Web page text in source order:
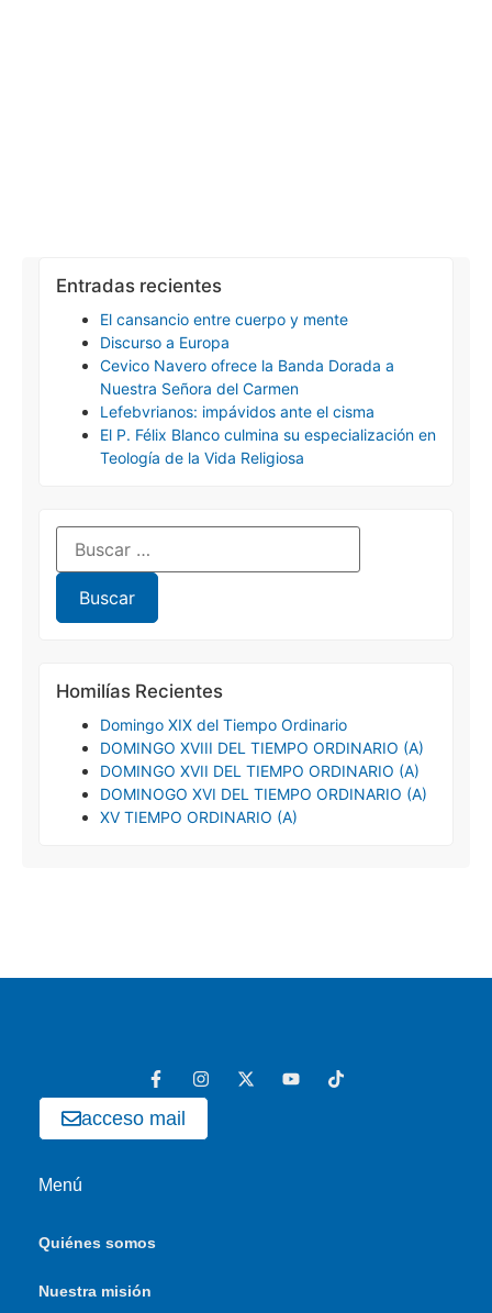
Entradas recientes
El cansancio entre cuerpo y mente
Discurso a Europa
Cevico Navero ofrece la Banda Dorada a
Nuestra Señora del Carmen
Lefebvrianos: impávidos ante el cisma
El P. Félix Blanco culmina su especialización en
Teología de la Vida Religiosa
Homilías Recientes
Domingo XIX del Tiempo Ordinario
DOMINGO XVIII DEL TIEMPO ORDINARIO (A)
DOMINGO XVII DEL TIEMPO ORDINARIO (A)
DOMINOGO XVI DEL TIEMPO ORDINARIO (A)
XV TIEMPO ORDINARIO (A)
acceso mail
Menú
Quiénes somos
Nuestra misión